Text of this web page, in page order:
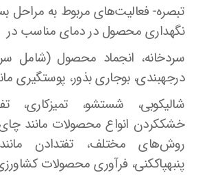
تبصره- فعالیت‌های مربوط به مراحل
نگهداری محصول در دمای مناسب در
سردخانه، انجماد محصول (شامل
درجهبندی، بوجاری بذور، پوستگیری
شالیکوبی، شستشو، تمیزکاری،
خشککردن انواع محصولات مانند
روش‌های مختلف، تفتدادن
پنبهپاککنی، فرآوری محصولات